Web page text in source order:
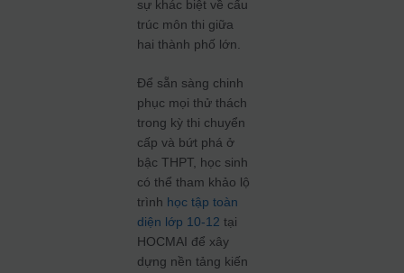
sự khác biệt về cấu
trúc môn thi giữa
hai thành phố lớn.
Để sẵn sàng chinh
phục mọi thử thách
trong kỳ thi chuyển
cấp và bứt phá ở
bậc THPT, học sinh
có thể tham khảo lộ
trình học tập toàn
diện lớp 10-12 tại
HOCMAI để xây
dựng nền tảng kiến